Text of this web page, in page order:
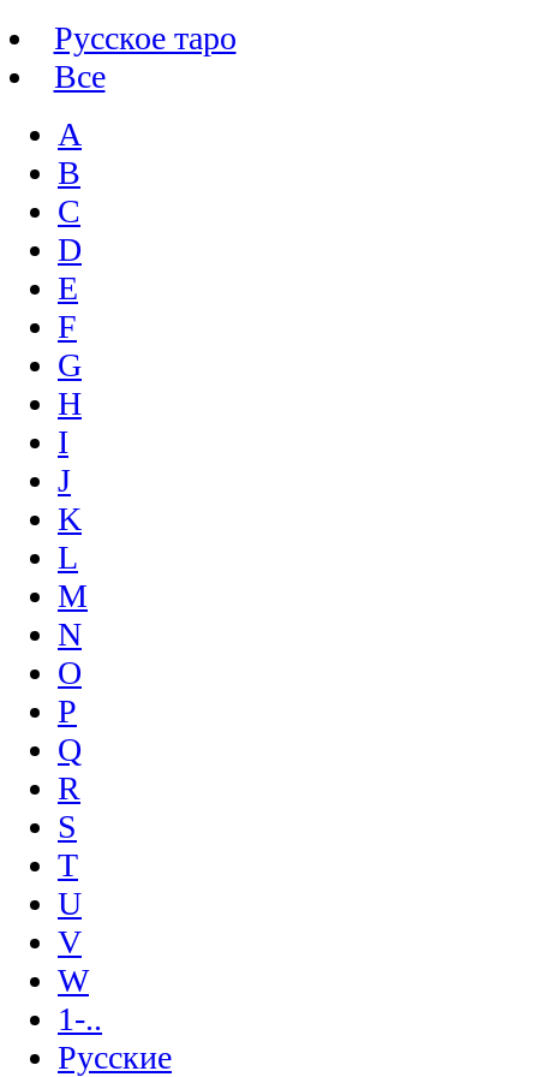
Русское таро
Все
A
B
C
D
E
F
G
H
I
J
K
L
M
N
O
P
Q
R
S
T
U
V
W
1-..
Русские